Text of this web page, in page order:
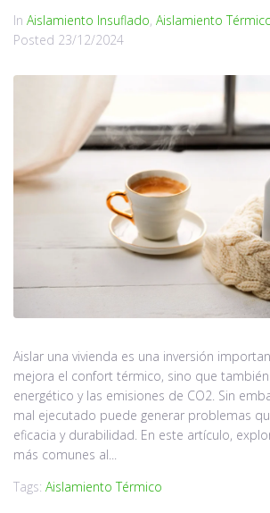
In Aislamiento Insuflado, Aislamiento
Posted 23/12/2024
Aislar una vivienda es una inversión
mejora el confort térmico, sino que
energético y las emisiones de CO2. Sin
mal ejecutado puede generar problemas
eficacia y durabilidad. En este artículo,
más comunes al...
Tags: Aislamiento Térmico